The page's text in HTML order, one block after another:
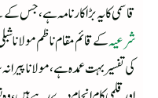
قاسمی کا یہ بڑا کارنامہ ہے، جس
شرعیہکے قائم مقام ناظم مولانا
کی تفسیر بہت عمدہ ہے، مولانا